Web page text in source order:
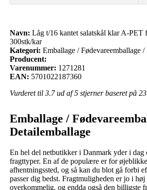
Navn: Låg t/16 kantet salatskål klar A-
300stk/kar
Kategori: Emballage / Fødevareemballage
Producent:
Varenummer: 1271281
EAN: 5701022187360
Vurderet til 3.7ud af 5 stjerner baseret på 23
Emballage /
Detailemballage
En hel del netbutikker i Danmark yder i dag
fragttyper. En af de populære er for
afhentningssted, og så kan du blot gå forbi
passer dig bedst. Fragtmuligheden er jo i høj
overkommelig, og endda også den billigste